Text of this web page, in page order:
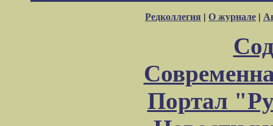
Редколлегия | О журнале |
Портал